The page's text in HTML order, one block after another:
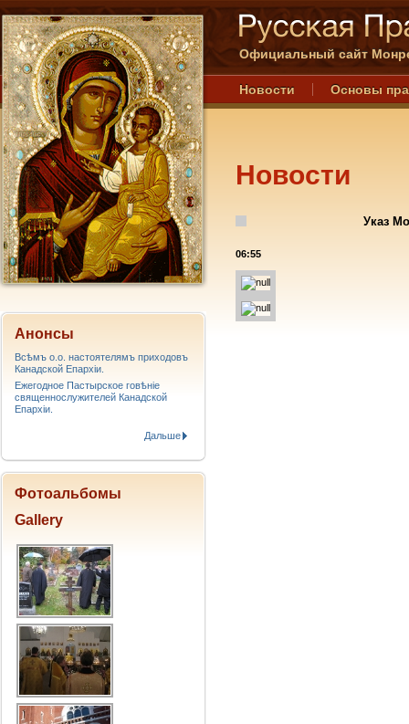
Официальный сайт
Новости Основы
Новости
Указ
06:55
Анонсы
Всѣмъ о.о. настоятелямъ приходовъ
Канадской Епархiи.
Ежегодное Пастырское говѣніе
священнослужителей Канадской
Епархіи.
Дальше
Фотоальбомы
Gallery